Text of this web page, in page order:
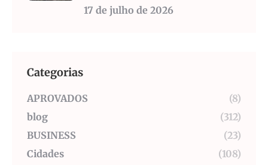
17 de julho de 2026
Categorias
APROVADOS
(8)
blog
(312)
BUSINESS
(23)
Cidades
(108)